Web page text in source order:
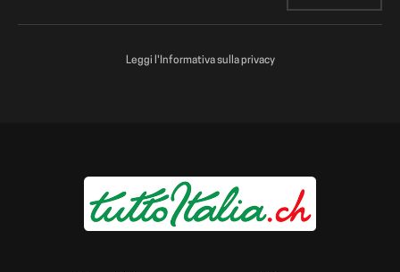
Leggi l'Informativa sulla privacy